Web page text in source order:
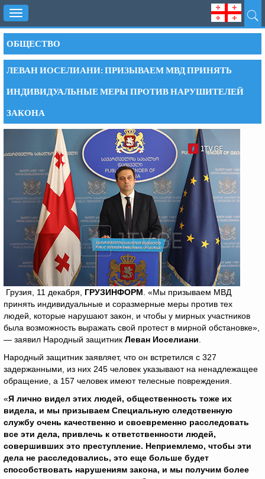
Toggle
navigation
ОБЩЕСТВО
ЛЕВАН ИОСЕЛИАНИ: ПРИЗЫВАЕМ МВД ПРИНЯТЬ
ИНДИВИДУАЛЬНЫЕ МЕРЫ ПРОТИВ НАРУШИТЕЛЕЙ
ЗАКОНА
Грузия, 11 декабря, ГРУЗИНФОРМ . «Мы призываем МВД
принять индивидуальные и соразмерные меры против тех
людей, которые нарушают закон, и чтобы у мирных участников
была возможность выражать свой протест в мирной обстановке»,
— заявил Народный защитник Леван Иоселиани
Народный защитник заявляет, что он встретился с 327
задержанными, из них 245 человек указывают на ненадлежащее
обращение, а 157 человек имеют телесные повреждения.
«Я лично видел этих людей, общественность тоже их
видела, и мы призываем Специальную следственную
службу очень качественно и своевременно расследовать
все эти дела, привлечь к ответственности людей,
совершивших это преступление. Неприемлемо, чтобы эти
дела не расследовались, это еще больше будет
способствовать нарушениям закона, и мы получим более